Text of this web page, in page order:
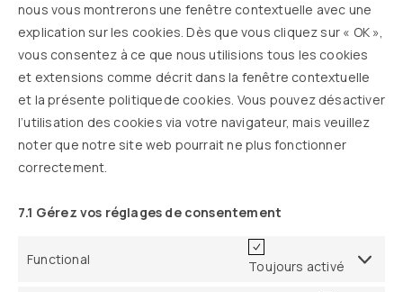
nous vous montrerons une fenêtre contextuelle avec une
explication sur les cookies. Dès que vous cliquez sur « OK »,
vous consentez à ce que nous utilisions tous les cookies
et extensions comme décrit dans la fenêtre contextuelle
et la présente politiquede cookies. Vous pouvez désactiver
l’utilisation des cookies via votre navigateur, mais veuillez
noter que notre site web pourrait ne plus fonctionner
correctement.
7.1 Gérez vos réglages de consentement
Functional Toujours activé